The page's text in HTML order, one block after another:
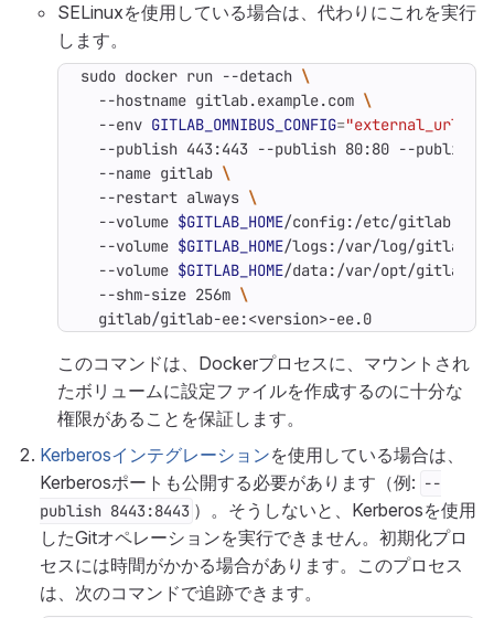
SELinuxを使用している場合は、代わりにこれを実行
します。
sudo docker run --detach
  --hostname gitlab.example.com
  --env
GITLAB_OMNIBUS_CONFIG="external_url
--publish 443:443 --publish 80:80 --publish
  --name gitlab
  --restart always
  --volume
$GITLAB_HOME/config:/etc/gitlab:Z
  --volume
$GITLAB_HOME/logs:/var/log/gitlab:Z
  --volume
$GITLAB_HOME/data:/var/opt/gitlab:Z
  --shm-size 256m
  gitlab/gitlab-ee:<version>-ee.0
このコマンドは、Dockerプロセスに、マウントされ
たボリュームに設定ファイルを作成するのに十分な
権限があることを保証します。
Kerberosインテグレーションを使用している場合は、
Kerberosポートも公開する必要があります（例: --
publish 8443:8443 ）。そうしないと、Kerberosを使用
したGitオペレーションを実行できません。初期化プロ
セスには時間がかかる場合があります。このプロセス
は、次のコマンドで追跡できます。